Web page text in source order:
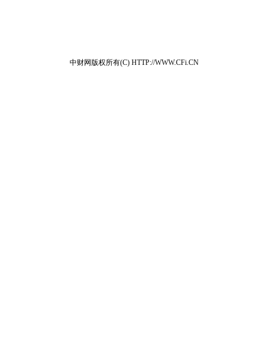
中财网版权所有(C) HTTP://WWW.CFi.CN